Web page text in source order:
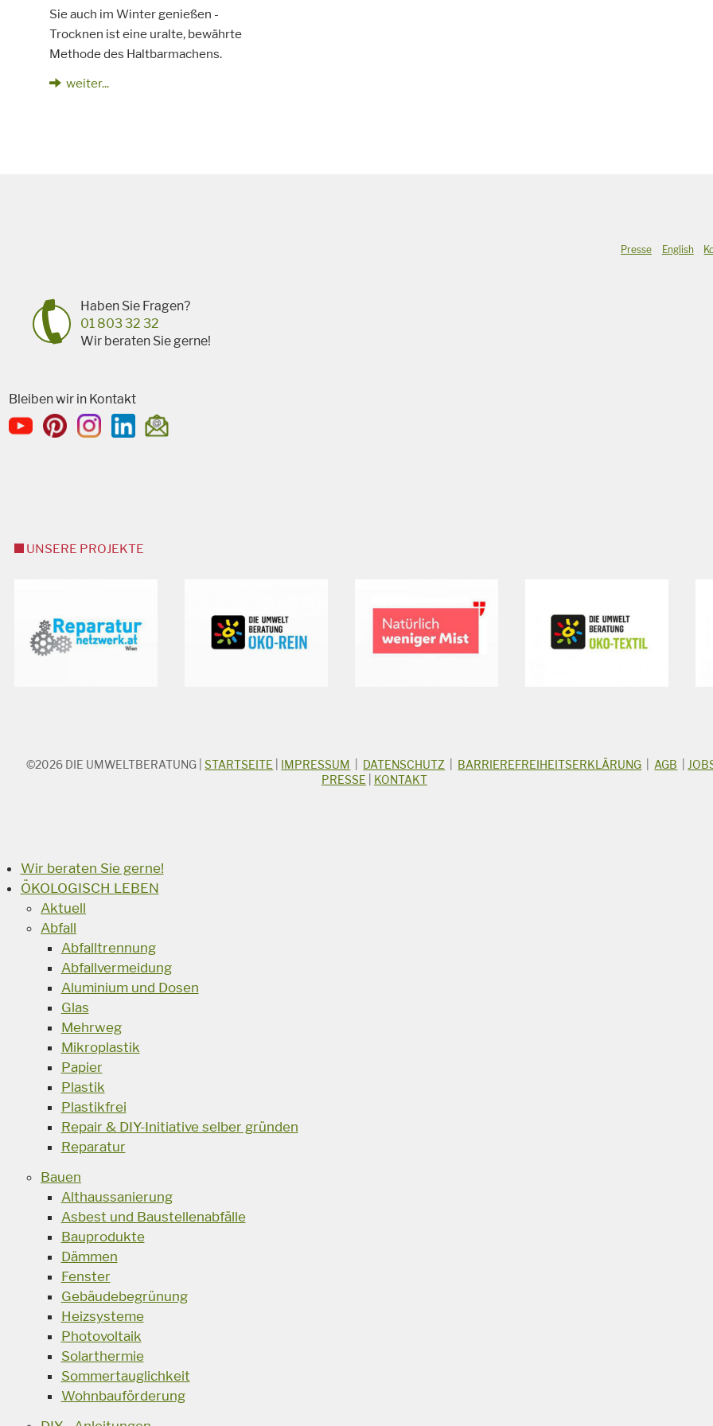
Sie auch im Winter genießen -
Trocknen ist eine uralte, bewährte
Methode des Haltbarmachens.
weiter...
Presse English
Haben Sie Fragen?
01 803 32 32
Wir beraten Sie gerne!
Bleiben wir in Kontakt
UNSERE PROJEKTE
©2026 DIE UMWELTBERATUNG |STARTSEITE IMPRESSUM DATENSCHUTZ BARRIEREFREIHEITSERKLÄRUNG AGB
PRESSE
KONTAKT
Wir beraten Sie gerne!
ÖKOLOGISCH LEBEN
Aktuell
Abfall
Abfalltrennung
Abfallvermeidung
Aluminium und Dosen
Glas
Mehrweg
Mikroplastik
Papier
Plastik
Plastikfrei
Repair & DIY-Initiative selber gründen
Reparatur
Bauen
Althaussanierung
Asbest und Baustellenabfälle
Bauprodukte
Dämmen
Fenster
Gebäudebegrünung
Heizsysteme
Photovoltaik
Solarthermie
Sommertauglichkeit
Wohnbauförderung